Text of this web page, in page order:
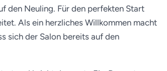
den Neuling. Für den perfekten Start
Als ein herzliches Willkommen macht
sich der Salon bereits auf den